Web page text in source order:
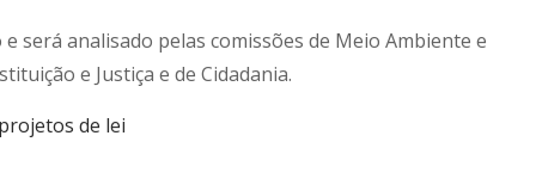
e será analisado pelas comissões de Meio Ambiente e
e Justiça e de Cidadania.
de lei